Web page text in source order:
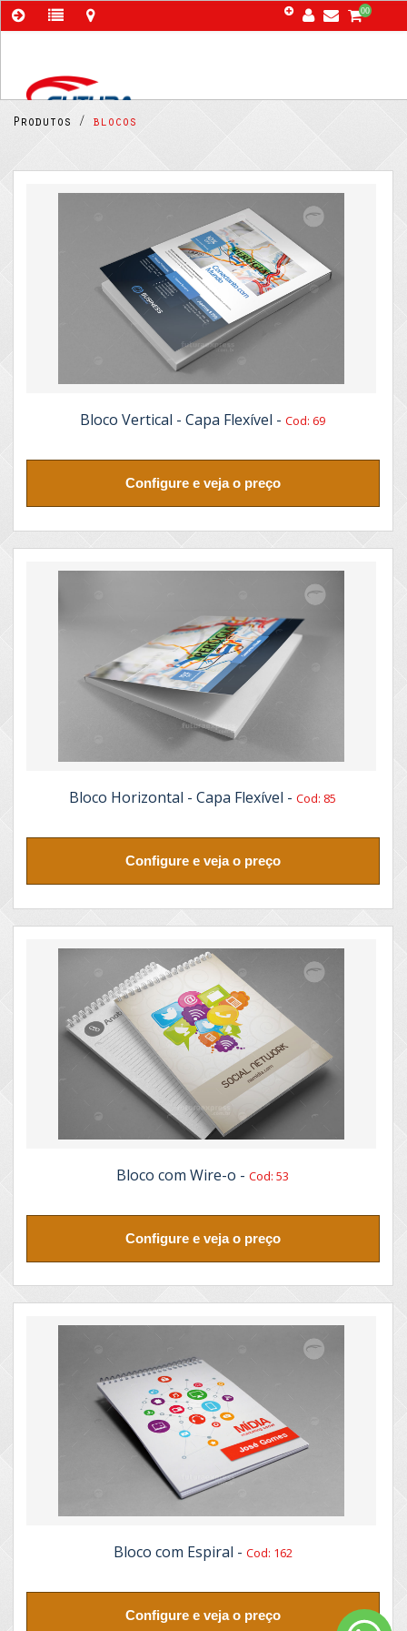
00
Produtos / blocos
Bloco Vertical - Capa Flexível -Cod: 69
Configure e veja o preço
Bloco Horizontal - Capa Flexível -Cod: 85
Configure e veja o preço
Bloco com Wire-o -Cod: 53
Configure e veja o preço
Bloco com Espiral - Cod: 162
Configure e veja o preço